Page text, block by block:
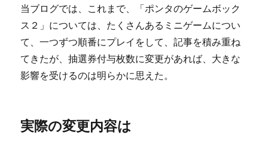
当ブログでは、これまで、「ポンタのゲームボック
ス２」については、たくさんあるミニゲームについ
て、一つずつ順番にプレイをして、記事を積み重ね
てきたが、抽選券付与枚数に変更があれば、大きな
影響を受けるのは明らかに思えた。
実際の変更内容は